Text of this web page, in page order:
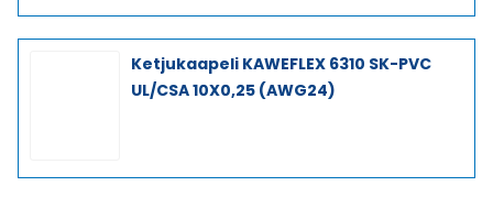
Ketjukaapeli KAWEFLEX 6310 SK-PVC
UL/CSA 10X0,25 (AWG24)